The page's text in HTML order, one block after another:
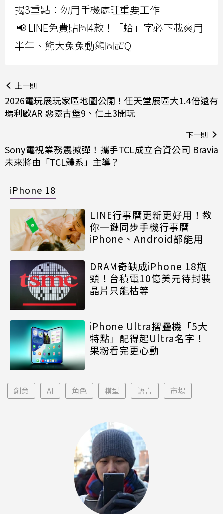
揭3重點：勿用手機處理重要工作
📢 LINE免費貼圖4款！「蛤」字必下載爽用
半年、熊大兔兔動態圖超Q
上一則
2026電玩展玩家區地圖公開！任天堂展區大1.4倍還有
瑪利歐AR 惡靈古堡9、仁王3開玩
下一則
Sony電視業務震撼彈！攜手TCL成立合資公司 Bravia
未來將由「TCL體系」主導？
iPhone 18
LINE行事曆更新更好用！教
你一鍵同步手機行事曆
iPhone、Android都能用
DRAM奇缺成iPhone 18瓶
頸！台積電10億美元待封裝
晶片只能枯等
iPhone Ultra摺疊機「5大
特點」配得起Ultra名字！
果粉看完更心動
創意 AI 角色 模型 語言 市場